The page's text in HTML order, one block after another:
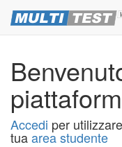
Accedi per
tuaarea studente